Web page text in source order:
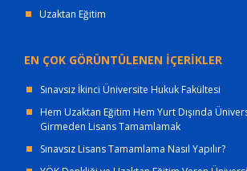
Uzaktan Eğitim
EN ÇOK GÖRÜNTÜLENEN İÇERİKLER
Sınavsız İkinci Üniversite Hukuk Fakültesi
Hem Uzaktan Eğitim Hem Yurt Dışında
Girmeden Lisans Tamamlamak
Sınavsız Lisans Tamamlama Nasıl Yapılır?